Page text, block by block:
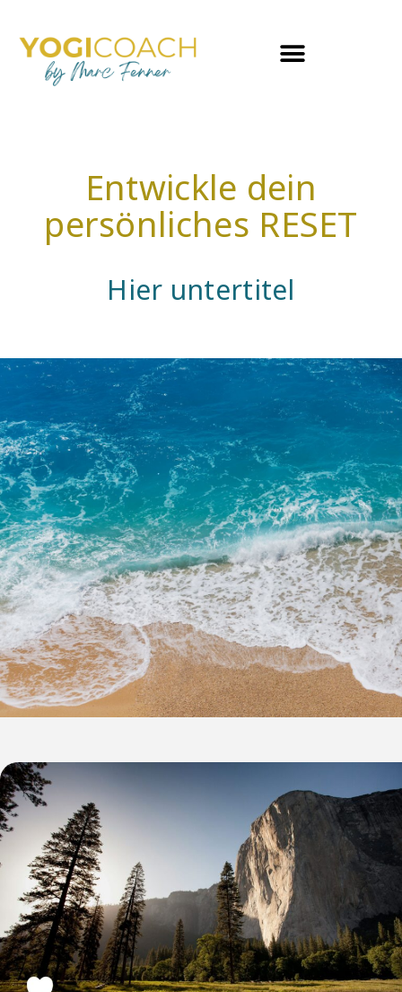
Entwickle dein
persönliches RESET
Hier untertitel